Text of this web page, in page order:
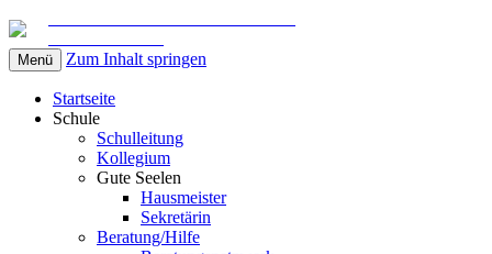
Menü Zum Inhalt springen
Startseite
Schule
Schulleitung
Kollegium
Gute Seelen
Hausmeister
Sekretärin
Beratung/Hilfe